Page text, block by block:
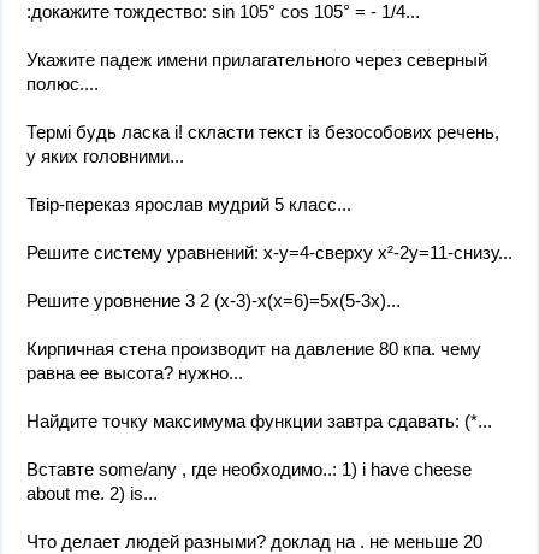
:докажите тождество: sin 105° cos 105° = - 1/4...
Укажите падеж имени прилагательного через северный
полюс....
Термі будь ласка і! скласти текст із безособових речень,
у яких головними...
Твір-переказ ярослав мудрий 5 класс...
Решите систему уравнений: x-y=4-сверху x²-2y=11-снизу...
Решите уровнение 3 2 (x-3)-x(x=6)=5x(5-3x)...
Кирпичная стена производит на давление 80 кпа. чему
равна ее высота? нужно...
Найдите точку максимума функции завтра сдавать: (*...
Вставте some/any , где необходимо..: 1) i have cheese
about me. 2) is...
Что делает людей разными? доклад на . не меньше 20